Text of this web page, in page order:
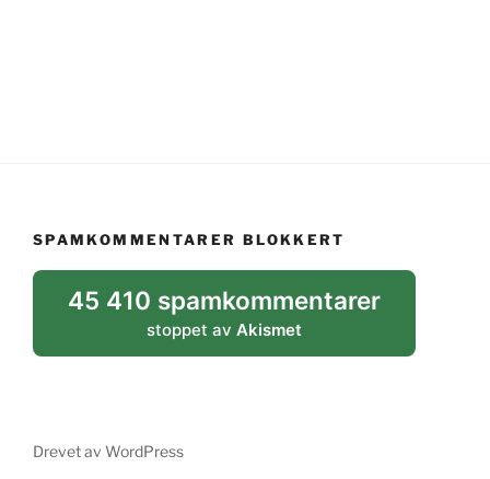
SPAMKOMMENTARER BLOKKERT
45 410 spamkommentarer
stoppet av Akismet
Drevet av WordPress